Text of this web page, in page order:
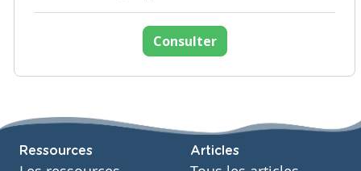
Consulter
Ressources Articles